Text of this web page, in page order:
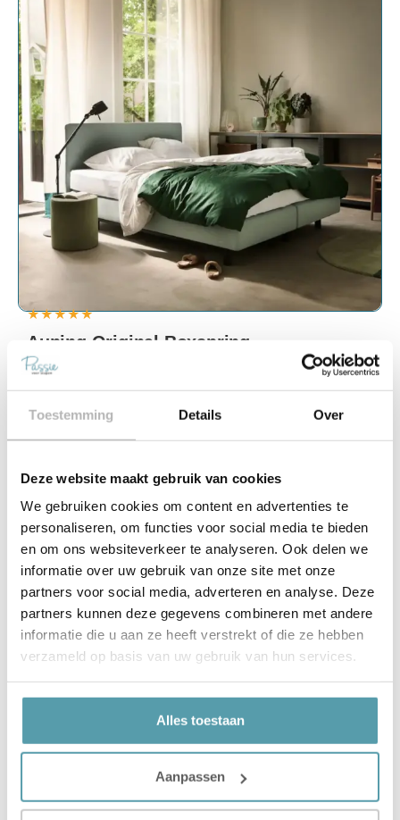
Toestemming Details Over
Deze website maakt gebruik van cookies
We gebruiken cookies om content en advertenties te
personaliseren, om functies voor social media te bieden
en om ons websiteverkeer te analyseren. Ook delen we
informatie over uw gebruik van onze site met onze
partners voor social media, adverteren en analyse. Deze
partners kunnen deze gegevens combineren met andere
informatie die u aan ze heeft verstrekt of die ze hebben
verzameld op basis van uw gebruik van hun services.
Alles toestaan
Aanpassen
★★★★★
Auping Original Boxspring
140 x 200
Maatvoering 1 persoons, 2 persoons, Twijfelaar
€1.300,00 €1.105,00 Bespaar €195,00
Snelle leveringen Scherp geprijsd Beste merken
Opties selecteren